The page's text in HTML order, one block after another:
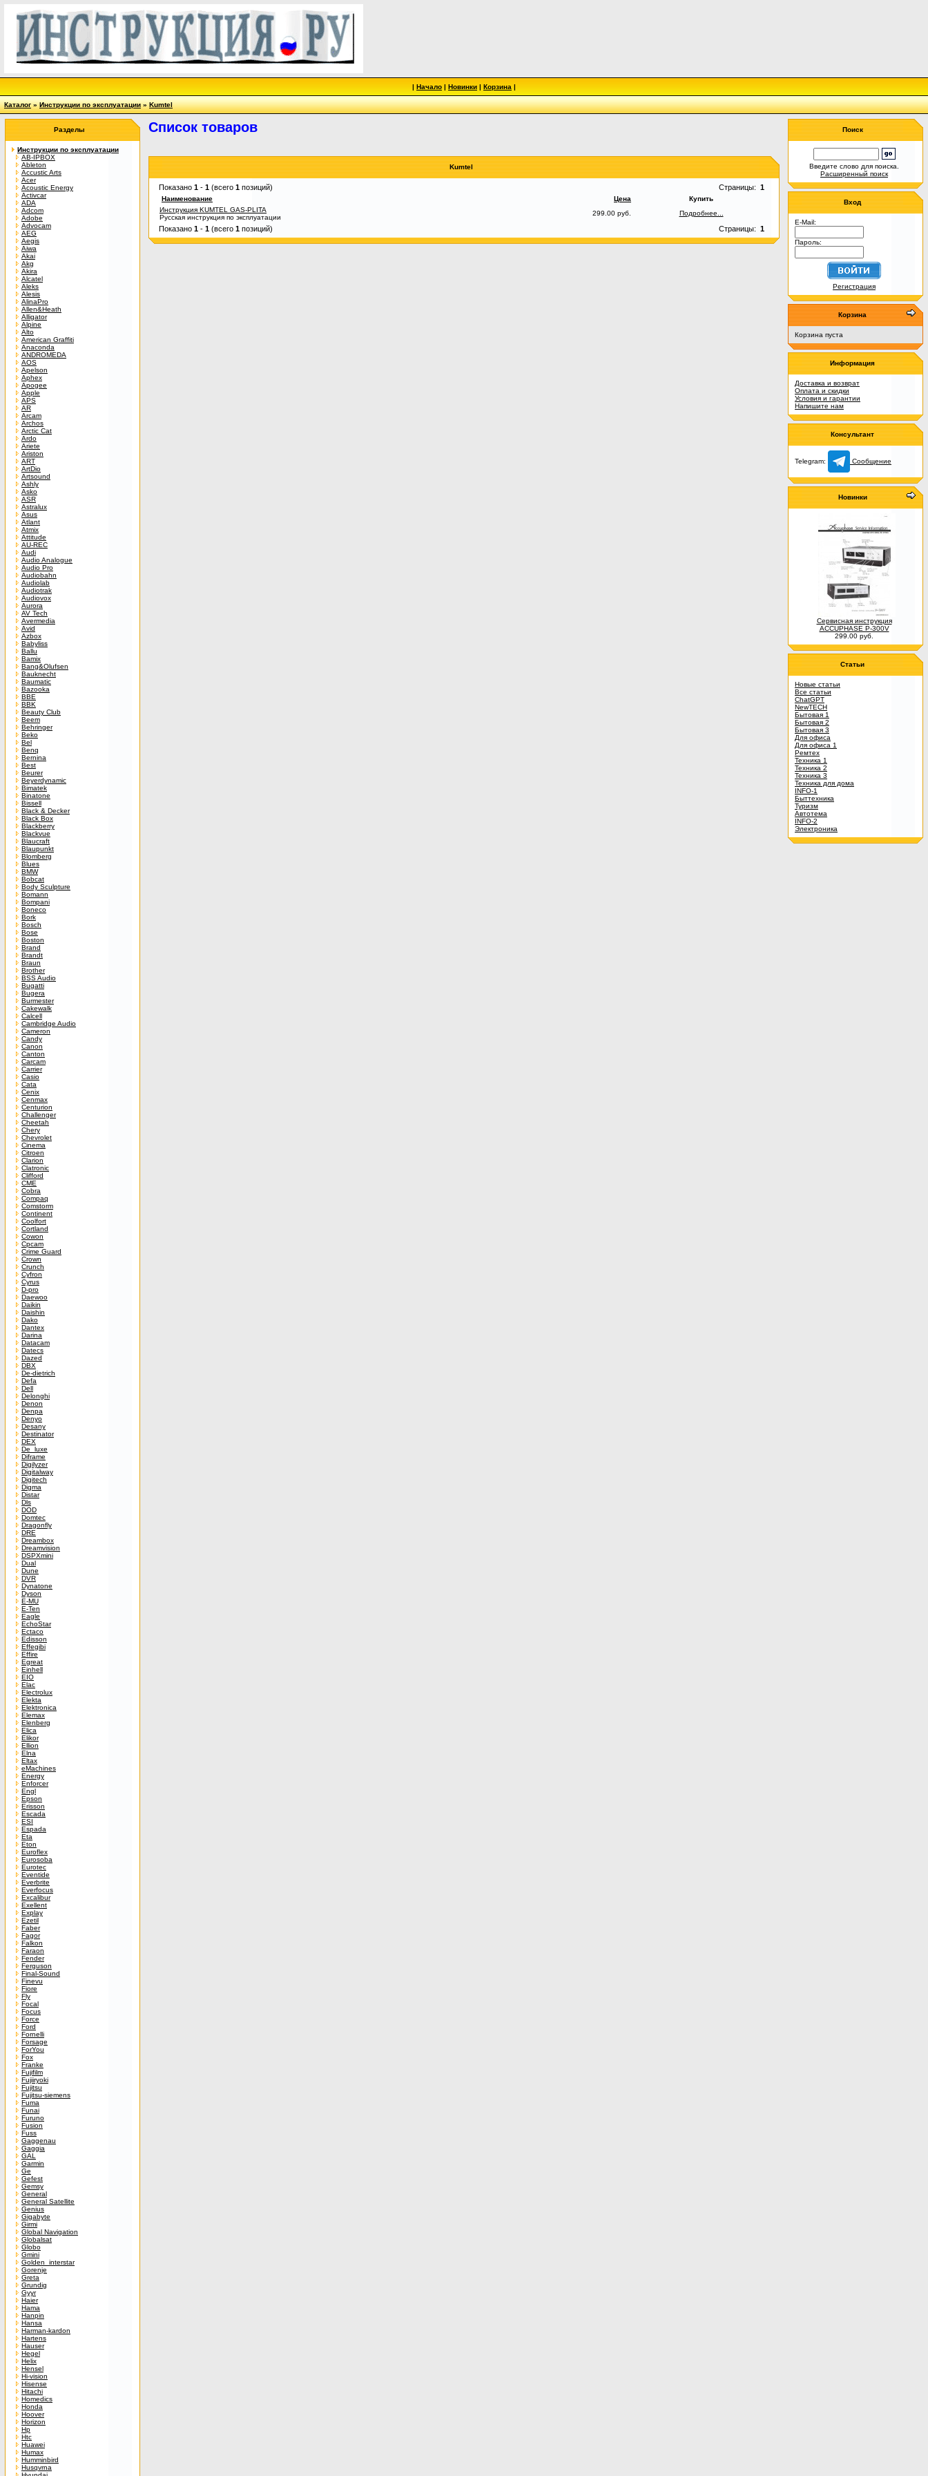
| Начало | Новинки | Корзина |
Каталог»Инструкции по эксплуатации»Kumtel
Разделы
Инструкции по эксплуатации
AB-IPBOX
Ableton
Accustic Arts
Acer
Acoustic Energy
Activcar
ADA
Adcom
Adobe
Advocam
AEG
Aegis
Aiwa
Akai
Akg
Akira
Alcatel
Aleks
Alesis
AlinaPro
Allen&Heath
Alligator
Alpine
Alto
American Graffiti
Anaconda
ANDROMEDA
AOS
Apelson
Aphex
Apogee
Apple
APS
AR
Arcam
Archos
Arctic Cat
Ardo
Ariete
Ariston
ART
ArtDio
Artsound
Ashly
Asko
ASR
Astralux
Asus
Atlant
Atmix
Attitude
AU-REC
Audi
Audio Analogue
Audio Pro
Audiobahn
Audiolab
Audiotrak
Audiovox
Aurora
AV Tech
Avermedia
Avid
Azbox
Babyliss
Ballu
Bamix
Bang&Olufsen
Bauknecht
Baumatic
Bazooka
BBE
BBK
Beauty Club
Beem
Behringer
Beko
Bel
Benq
Bernina
Best
Beurer
Beyerdynamic
Bimatek
Binatone
Bissell
Black & Decker
Black Box
Blackberry
Blackvue
Blaucraft
Blaupunkt
Blomberg
Blues
BMW
Bobcat
Body Sculpture
Bomann
Bompani
Boneco
Bork
Bosch
Bose
Boston
Brand
Brandt
Braun
Brother
BSS Audio
Bugatti
Bugera
Burmester
Cakewalk
Calcell
Cambridge Audio
Cameron
Candy
Canon
Canton
Carcam
Carrier
Casio
Cata
Cenix
Cenmax
Centurion
Challenger
Cheetah
Chery
Chevrolet
Cinema
Citroen
Clarion
Clatronic
Clifford
CME
Cobra
Compaq
Comstorm
Continent
Coolfort
Cortland
Cowon
Cpcam
Crime Guard
Crown
Crunch
Cyfron
Cyrus
D-pro
Daewoo
Daikin
Daishin
Dako
Dantex
Darina
Datacam
Datecs
Dazed
DBX
De-dietrich
Defa
Dell
Delonghi
Denon
Denpa
Denyo
Desany
Destinator
DEX
De_luxe
Diframe
Digilyzer
Digitalway
Digitech
Digma
Distar
Dls
DOD
Domtec
Dragonfly
DRE
Dreambox
Dreamvision
DSPXmini
Dual
Dune
DVR
Dynatone
Dyson
E-MU
E-Ten
Eagle
EchoStar
Ectaco
Edisson
Effegibi
Effire
Egreat
Einhell
EIO
Elac
Electrolux
Elekta
Elektronica
Elemax
Elenberg
Elica
Elikor
Ellion
Elna
Eltax
eMachines
Energy
Enforcer
Engl
Epson
Erisson
Escada
ESI
Espada
Eta
Eton
Euroflex
Eurosoba
Eurotec
Eventide
Everbrite
Everfocus
Excalibur
Exellent
Explay
Ezetil
Faber
Fagor
Falkon
Faraon
Fender
Ferguson
Final-Sound
Finevu
Fiore
Fly
Focal
Focus
Force
Ford
Fornelli
Forsage
ForYou
Fox
Franke
Fujifilm
Fujiiryoki
Fujitsu
Fujitsu-siemens
Fuma
Funai
Furuno
Fusion
Fuss
Gaggenau
Gaggia
GAL
Garmin
Ge
Gefest
Gemsy
General
General Satellite
Genius
Gigabyte
Girmi
Global Navigation
Globalsat
Globo
Gmini
Golden_interstar
Gorenje
Greta
Grundig
Gyyr
Haier
Hama
Hanpin
Hansa
Harman-kardon
Hartens
Hauser
Hegel
Helix
Hensel
Hi-vision
Hisense
Hitachi
Homedics
Honda
Hoover
Horizon
Hp
Htc
Huawei
Humax
Humminbird
Husqvrna
Список товаров
Kumtel
Показано 1 - 1 (всего 1 позиций) Страницы: 1
Наименование Цена
Купить
Инструкция KUMTEL GAS-PLITA
Русская инструкция по эксплуатации
299.00 руб. Подробнее...
Показано 1 - 1 (всего 1 позиций) Страницы: 1
Поиск
Введите слово для поиска.
Расширенный поиск
Вход
E-Mail:
Пароль:
Регистрация
Корзина
Корзина пуста
Информация
Доставка и возврат
Оплата и скидки
Условия и гарантии
Напишите нам
Консультант
Telegram: Сообщение
Новинки
Сервисная инструкция
ACCUPHASE P-300V
299.00 руб.
Статьи
Новые статьи
Все статьи
ChatGPT
NewTECH
Бытовая 1
Бытовая 2
Бытовая 3
Для офиса
Для офиса 1
Ремтех
Техника 1
Техника 2
Техника 3
Техника для дома
INFO-1
Быттехника
Туризм
Автотема
INFO-2
Электроника